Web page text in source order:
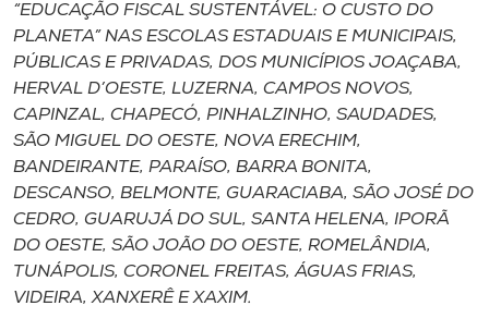
Cultura
CPA
Biblioteca
Editora
“EDUCAÇÃO FISCAL SUSTENTÁVEL: O CUSTO DO
PLANETA” NAS ESCOLAS ESTADUAIS E MUNICIPAIS,
PÚBLICAS E PRIVADAS, DOS MUNICÍPIOS JOAÇABA,
HERVAL D’OESTE, LUZERNA, CAMPOS NOVOS,
CAPINZAL, CHAPECÓ, PINHALZINHO, SAUDADES,
SÃO MIGUEL DO OESTE, NOVA ERECHIM,
BANDEIRANTE, PARAÍSO, BARRA BONITA,
DESCANSO, BELMONTE, GUARACIABA, SÃO JOSÉ DO
CEDRO, GUARUJÁ DO SUL, SANTA HELENA, IPORÃ
DO OESTE, SÃO JOÃO DO OESTE, ROMELÂNDIA,
TUNÁPOLIS, CORONEL FREITAS, ÁGUAS FRIAS,
VIDEIRA, XANXERÊ E XAXIM.